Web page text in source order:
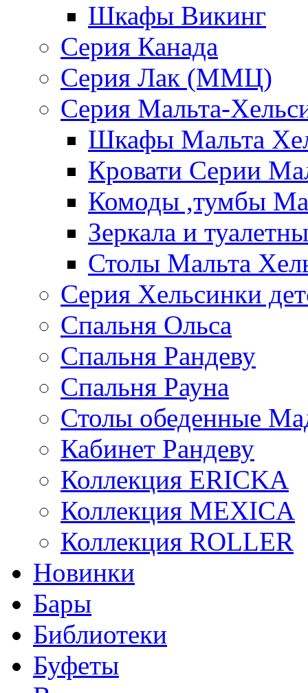
Шкафы Викинг
Серия Канада
Серия Лак (ММЦ)
Серия Мальта-
Шкафы Мальта
Кровати Серии
Комоды ,тумбы
Зеркала и
Столы Мальта
Серия Хельсинки
Спальня Ольса
Спальня Рандеву
Спальня Рауна
Столы обеденные
Кабинет Рандеву
Коллекция ERICKA
Коллекция MEXICA
Коллекция ROLLER
Новинки
Бары
Библиотеки
Буфеты